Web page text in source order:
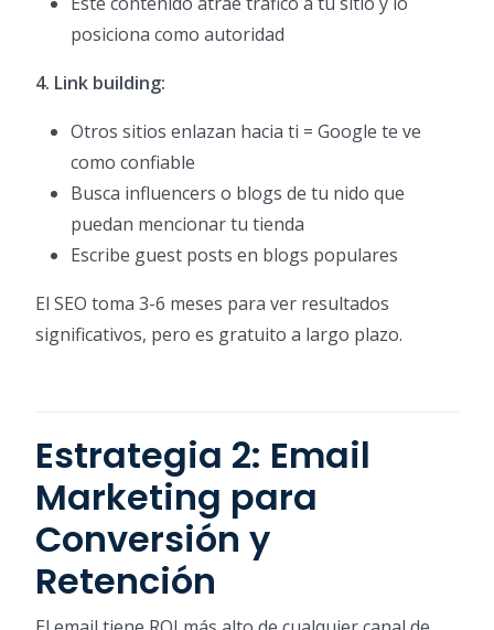
posiciona como autoridad
4. Link building:
Otros sitios enlazan hacia ti = Google te ve
como confiable
Busca influencers o blogs de tu nido que
puedan mencionar tu tienda
Escribe guest posts en blogs populares
El SEO toma 3-6 meses para ver resultados
significativos, pero es gratuito a largo plazo.
Estrategia 2: Email
Marketing para
Conversión y
Retención